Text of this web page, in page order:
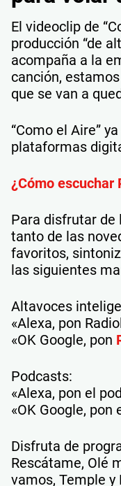
El videoclip de
producción “de
acompaña a la
canción,
que se van a
“Como el Aire”
plataformas
¿Cómo escuchar
Para disfrutar de
tanto de las
favoritos,
las siguientes
Altavoces
«Alexa, pon
«OK Google, pon
Podcasts:
«Alexa, pon el
«OK Google,
Disfruta de
Rescátame, Olé
vamos, Temple y